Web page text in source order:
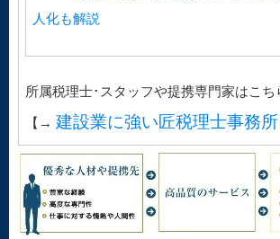
人化も解説
所属税理士･スタッフや提携専門家はこち
【→ 建設業に強い匠税理士事務所